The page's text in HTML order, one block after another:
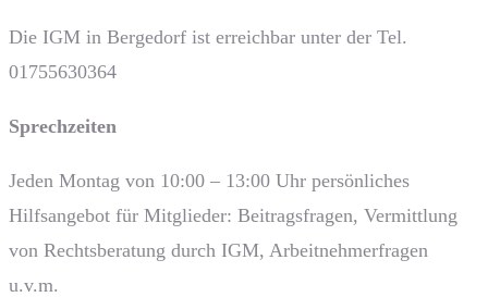
Die IGM in Bergedorf ist erreichbar unter der Tel.
01755630364
Sprech­zeiten
Jeden Montag von 10:00 – 13:00 Uhr persönliches
Hilfsangebot für Mitglieder: Beitragsfragen, Vermittlung
von Rechtsberatung durch IGM, Arbeitnehmerfragen
u.v.m.